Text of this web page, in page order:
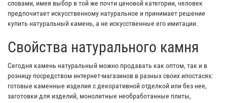
словами, имея выбор в той же почти ценовой категории, человек
предпочитает искусственному натуральное и принимает решение
купить натуральный камень, а не искусственные его имитации.
Свойства натурального камня
Сегодня камень натуральный можно продавать как оптом, так и в
розницу посредством интернет-магазинов в разных своих ипостасях:
готовые каменные изделия с декоративной отделкой или без нее,
заготовки для изделий, монолитные необработанные плиты,